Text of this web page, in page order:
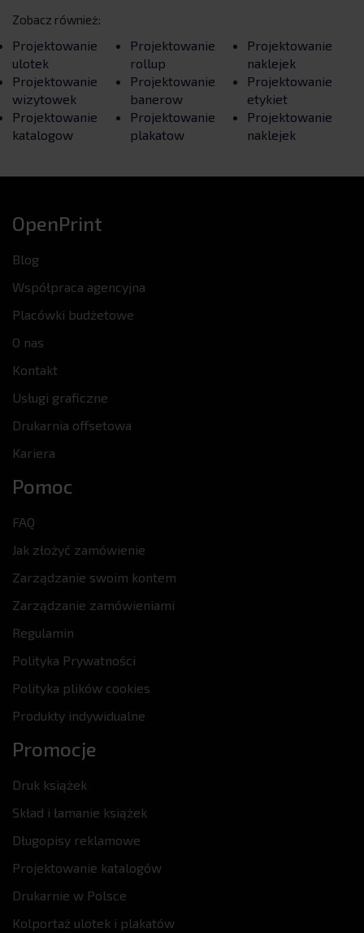
Zobacz również:
Projektowanie
ulotek
Projektowanie
wizytowek
Projektowanie
katalogow
Projektowanie
rollup
Projektowanie
banerow
Projektowanie
plakatow
Projektowanie
naklejek
Projektowanie
etykiet
Projektowanie
naklejek
OpenPrint
Blog
Współpraca agencyjna
Placówki budżetowe
O nas
Kontakt
Usługi graficzne
Drukarnia offsetowa
Kariera
Pomoc
FAQ
Jak złożyć zamówienie
Zarządzanie swoim kontem
Zarządzanie zamówieniami
Regulamin
Polityka Prywatności
Polityka plików cookies
Produkty indywidualne
Promocje
Druk książek
Skład i łamanie książek
Długopisy reklamowe
Projektowanie katalogów
Drukarnie w Polsce
Kolportaż ulotek i plakatów